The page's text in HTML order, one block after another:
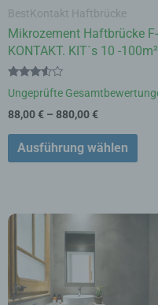
BestKontakt Haftbrücke
Mikrozement Haftbrücke F-
KONTAKT. KIT´s 10 -100m²
Bewertet
mit
3.40
von 5
Ungeprüfte
88,00€ – 880,00€
Ausführung wählen